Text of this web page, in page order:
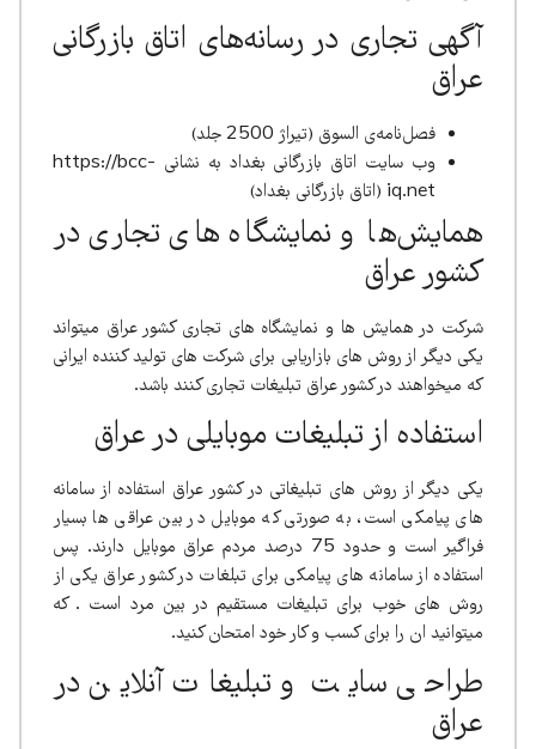
آگهی تجاری در رسانه‌های اتاق بازرگانی
عراق
فصل‌نامه‌ی السوق (تیراژ 2500 جلد)
وب سایت اتاق بازرگانی بغداد به نشانی https://bcc-
iq.net (اتاق بازرگانی بغداد)
همایش‌ها و نمایشگاه های تجاری در
کشور عراق
شرکت در همایش ها و نمایشگاه های تجاری کشور عراق میتواند
یکی دیگر از روش های بازاریابی برای شرکت های تولید کننده ایرانی
که میخواهند در کشور عراق تبلیغات تجاری کنند باشد.
استفاده از تبلیغات موبایلی در عراق
یکی دیگر از روش های تبلیغاتی در کشور عراق استفاده از سامانه
های پیامکی است، به صورتی که موبایل در بین عراقی ها بسیار
فراگیر است و حدود 75 درصد مردم عراق موبایل دارند. پس
استفاده از سامانه های پیامکی برای تبلغات در کشور عراق یکی از
روش های خوب برای تبلیغات مستقیم در بین مرد است . که
میتوانید ان را برای کسب و کار خود امتحان کنید.
طراحی سایت و تبلیغات آنلاین در
عراق